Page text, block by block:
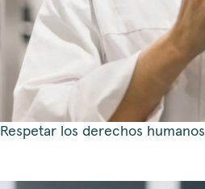
Respetar los derechos humanos